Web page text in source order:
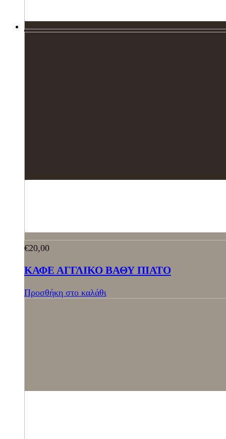
€20,00
ΚΑΦΕ ΑΓΓΛΙΚΟ ΒΑΘΥ ΠΙΑΤΟ
Προσθήκη στο καλάθι